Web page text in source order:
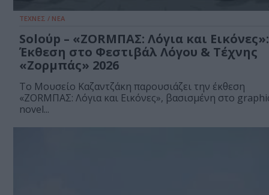
ΤΕΧΝΕΣ / ΝΕΑ
Soloύp – «ΖΟRΜΠΑΣ: Λόγια και Εικόνες»:
Έκθεση στο Φεστιβάλ Λόγου & Τέχνης
«Ζορμπάς» 2026
Το Μουσείο Καζαντζάκη παρουσιάζει την έκθεση
«ΖΟRΜΠΑΣ: Λόγια και Εικόνες», βασισμένη στο
novel...